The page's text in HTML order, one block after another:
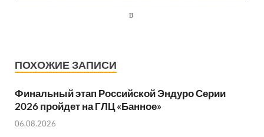
В
ПОХОЖИЕ ЗАПИСИ
Финальный этап Российской Эндуро Серии
2026 пройдет на ГЛЦ «Банное»
06.08.2026